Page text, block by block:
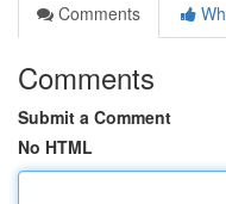
Comments
Comments
Submit a Comment
No HTML